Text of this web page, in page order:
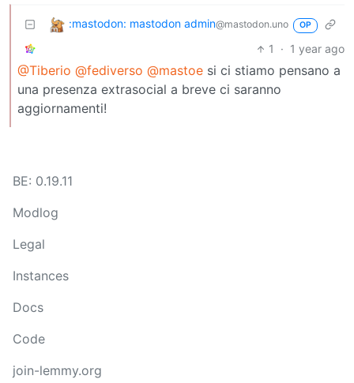
:mastodon: mastodon admin@mastodon.uno OP
1 · 1 year ago
@Tiberio @fediverso @mastoe si ci stiamo pensano a
una presenza extrasocial a breve ci saranno
aggiornamenti!
BE: 0.19.11
Modlog
Legal
Instances
Docs
Code
join-lemmy.org